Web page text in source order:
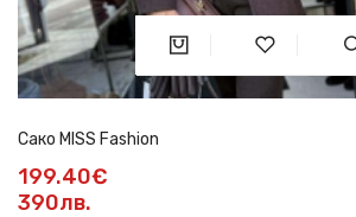
Сако MISS Fashion
199.40€
390лв.